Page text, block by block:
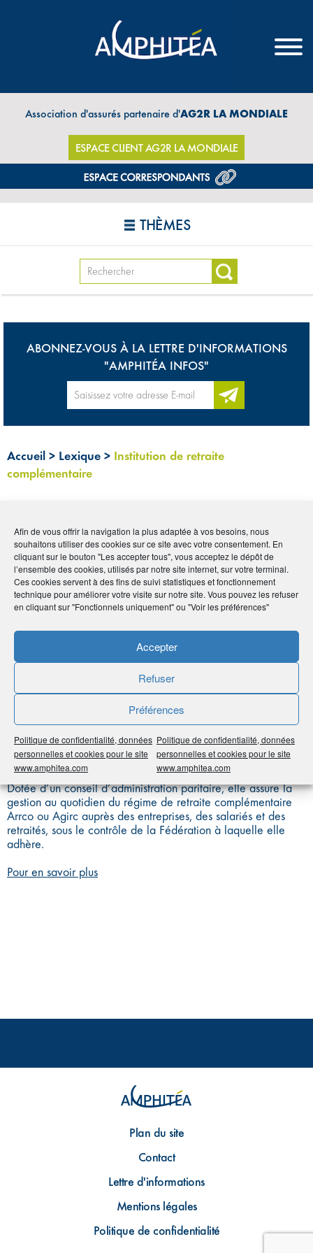
Afin de vous offrir la navigation la plus adaptée à vos besoins, nous
souhaitons utiliser des cookies sur ce site avec votre consentement. En
cliquant sur le bouton "Les accepter tous", vous acceptez le dépôt de
l’ensemble des cookies, utilisés par notre site internet, sur votre terminal.
Ces cookies servent à des fins de suivi statistiques et fonctionnement
technique pour améliorer votre visite sur notre site. Vous pouvez les refuser
en cliquant sur "Fonctionnels uniquement" ou "Voir les préférences"
Accepter
Refuser
Préférences
Politique de confidentialité, données
personnelles et cookies pour le site
www.amphitea.com
Politique de confidentialité, données
personnelles et cookies pour le site
www.amphitea.com
Association d'assurés partenaire d'AG2R LA MONDIALE
ESPACE CLIENT AG2R LA MONDIALE
THÈMES
ABONNEZ-VOUS À LA LETTRE D'INFORMATIONS
"AMPHITÉA INFOS"
Accueil > Lexique > Institution de retraite
complémentaire
J
K L M N O P Q R S T
U
V
W X Y Z
INSTITUTION DE
RETRAITE
COMPLÉMENTAIRE
Personne morale de droit privé, à but non lucratif, remplissant
une mission d’intérêt général.
Dotée d’un conseil d’administration paritaire, elle assure la
gestion au quotidien du régime de retraite complémentaire
Arrco ou Agirc auprès des entreprises, des salariés et des
retraités, sous le contrôle de la Fédération à laquelle elle
adhère.
Pour en savoir plus
Plan du site
Contact
Lettre d'informations
Mentions légales
Politique de confidentialité